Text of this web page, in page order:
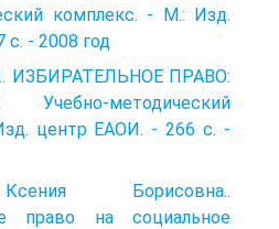
комплекс. - М.: Изд.
- 2008 год
ИЗБИРАТЕЛЬНОЕ ПРАВО:
методический
центр ЕАОИ. - 266 с. -
Борисовна..
право на социальное